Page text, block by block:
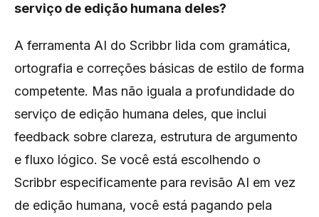
serviço de edição humana deles?
A ferramenta AI do Scribbr lida com gramática,
ortografia e correções básicas de estilo de forma
competente. Mas não iguala a profundidade do
serviço de edição humana deles, que inclui
feedback sobre clareza, estrutura de argumento
e fluxo lógico. Se você está escolhendo o
Scribbr especificamente para revisão AI em vez
de edição humana, você está pagando pela